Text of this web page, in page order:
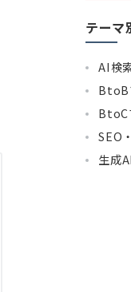
テーマ
AI検
BtoB
BtoC
SEO
生成